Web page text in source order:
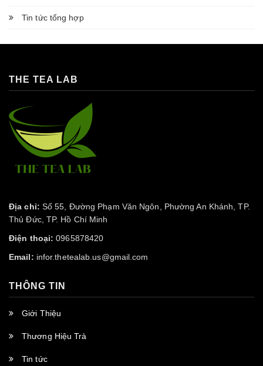
Tin tức tổng hợp
THE TEA LAB
Địa chỉ: Số 55, Đường Phạm Văn Ngôn, Phường An Khánh, TP.
Thủ Đức, TP. Hồ Chí Minh
Điện thoại: 0965878420
Email: infor.thetealab.us@gmail.com
THÔNG TIN
Giới Thiệu
Thương Hiệu Trà
Tin tức